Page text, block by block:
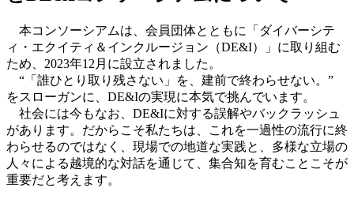
本コンソーシアムは、会員団体とともに「ダイバーシテ
ィ・エクイティ＆インクルージョン（DE&I）」に取り組む
ため、2023年12月に設立されました。
“「誰ひとり取り残さない」を、建前で終わらせない。”
をスローガンに、DE&Iの実現に本気で挑んでいます。
社会には今もなお、DE&Iに対する誤解やバックラッシュ
があります。だからこそ私たちは、これを一過性の流行に終
わらせるのではなく、現場での地道な実践と、多様な立場の
人々による越境的な対話を通じて、集合知を育むことこそが
重要だと考えます。